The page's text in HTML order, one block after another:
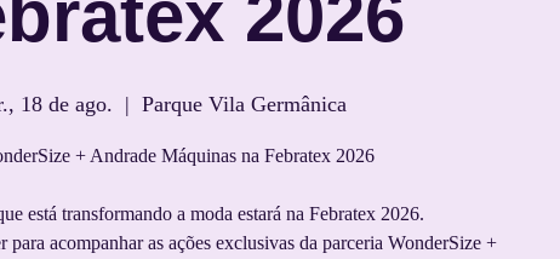
18 de ago.
  |
Parque Vila Germânica
+ Andrade Máquinas na Febratex 2026
está transformando a moda estará na Febratex 2026.
para acompanhar as ações exclusivas da parceria WonderSize +